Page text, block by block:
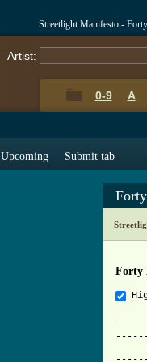
Streetlight Manifesto -
Artist:
0-9 A
Upcoming Submit tab
Forty
-------------------------------------------------------------------------------
			FORTY DAYS - Streetlight Manifesto
-------------------------------------------------------------------------------
Tabbed by: Dan Wright
Email: muziklvr1714@yahoo.com

Tuning: Standard (EADGBe)
    1  +  2  +  3  +  4  +      1  +  2  +  3  +  4  +     1  +  2  +  3  +  4  +
e|--------5-----------3-----|---------5-----------3-----|--------5-----------3-----|
B|--------5-----------3-----|---------5-----------3-----|--------5-----------3-----|
G|--------5-----------4-----|---------5-----------4-----